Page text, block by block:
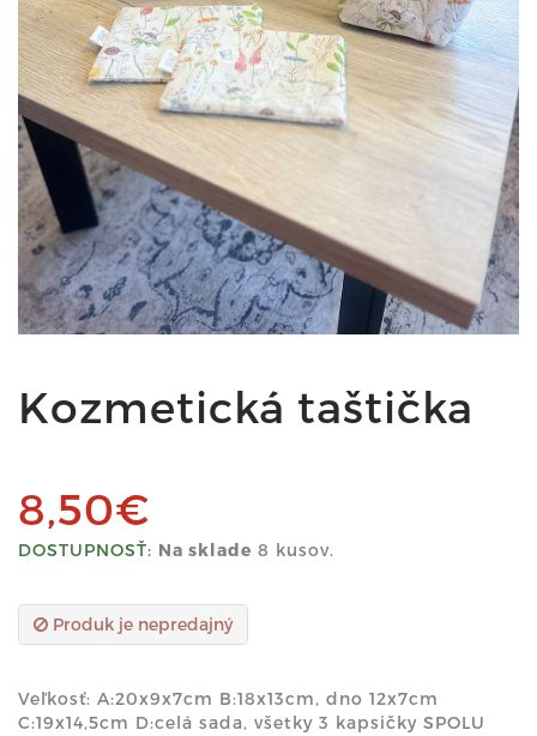
Kozmetická taštička
8,50€
DOSTUPNOSŤ: Na sklade 8 kusov.
Produk je nepredajný
Veľkosť: A:20x9x7cm B:18x13cm, dno 12x7cm
C:19x14,5cm D:celá sada, všetky 3 kapsičky SPOLU